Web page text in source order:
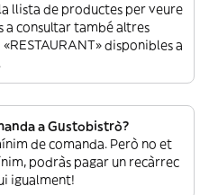
la llista de productes per veure
a consultar també altres
disponibles a
a Gustobistrò?
de comanda. Però no et
podràs pagar un recàrrec
igualment!